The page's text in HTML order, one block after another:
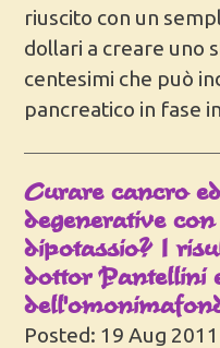
riuscito con un
dollari a creare uno
centesimi che può
pancreatico in fase
Curare cancro
degenerative
dipotassio? I
dottor Pantellini
Posted: 19 Aug